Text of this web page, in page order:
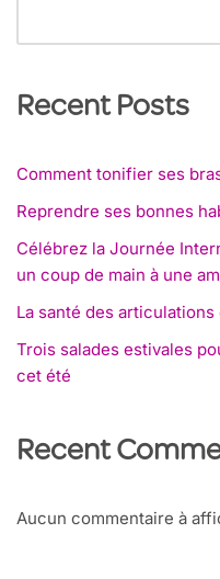
Recent Posts
Comment tonifier ses
Reprendre ses bonnes
Célébrez la Journée
un coup de main à une
La santé des
Trois salades estivales
cet été
Recent
Aucun commentaire à